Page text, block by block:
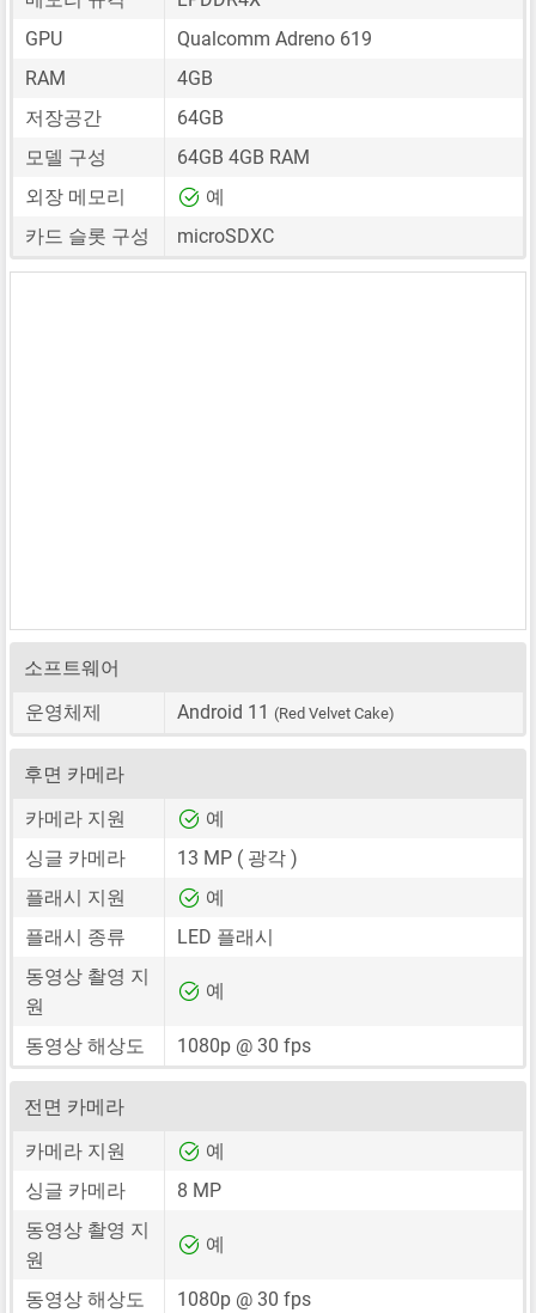
GPU
Qualcomm Adreno 619
RAM
4GB
저장공간
64GB
모델 구성
64GB 4GB RAM
외장 메모리
예
카드 슬롯 구성
microSDXC
소프트웨어
운영체제
Android 11 (Red Velvet Cake)
후면 카메라
카메라 지원
예
싱글 카메라
13 MP ( 광각 )
플래시 지원
예
플래시 종류
LED 플래시
동영상 촬영 지
원
예
동영상 해상도 1080p @ 30 fps
전면 카메라
카메라 지원
예
싱글 카메라
8 MP
동영상 촬영 지
원
예
동영상 해상도 1080p @ 30 fps